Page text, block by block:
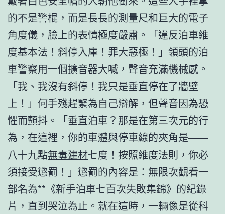
的不是警棍，而是長長的測量尺和巨大的電子
角度儀，臉上的表情極度嚴肅。「違反泊車維
度基本法！斜停入庫！罪大惡極！」領頭的泊
車警察用一個擴音器大喊，聲音充滿機械感。
「我、我沒有斜停！我只是垂直停在了牆壁
上！」何手殘趕緊為自己辯解，但聲音因為恐
懼而顫抖。「垂直泊車？那是在第三次元的行
為，在這裡，你的車體與停車線的夾角是——
八十九點無毒建材七度！按照維度法則，你必
須接受懲罰！」懲罰的內容是：無限次觀看一
部名為**《新手泊車七百次失敗集錦》的紀錄
片，直到哭泣為止。就在這時，一輛像是從科